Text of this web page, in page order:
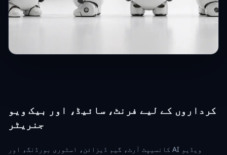
کرداروں کے لیے فرنٹ، سائیڈ، اور بیک ویو
جنریٹر
کانسیپٹ آرٹ، گیم ڈیزائن، اسٹوری بورڈنگ، اور AI ویڈیو